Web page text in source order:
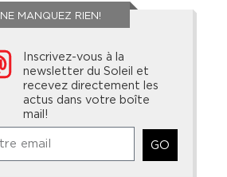
NE MANQUEZ RIEN!
Inscrivez-vous à la
newsletter du Soleil et
recevez directement les
actus dans votre boîte
mail!
GO